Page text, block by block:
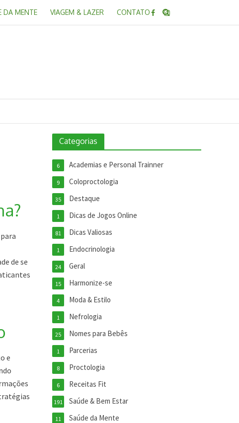
DA MENTE VIAGEM & LAZER CONTATO
de se
e
Categorias
Academias e Personal Trainner
6
Coloproctologia
9
Destaque
35
Dicas de Jogos Online
1
Dicas Valiosas
81
Endocrinologia
1
Geral
24
Harmonize-se
15
Moda & Estilo
4
Nefrologia
1
Nomes para Bebês
25
Parcerias
1
Proctologia
8
Receitas Fit
6
Saúde & Bem Estar
191
Saúde da Mente
11